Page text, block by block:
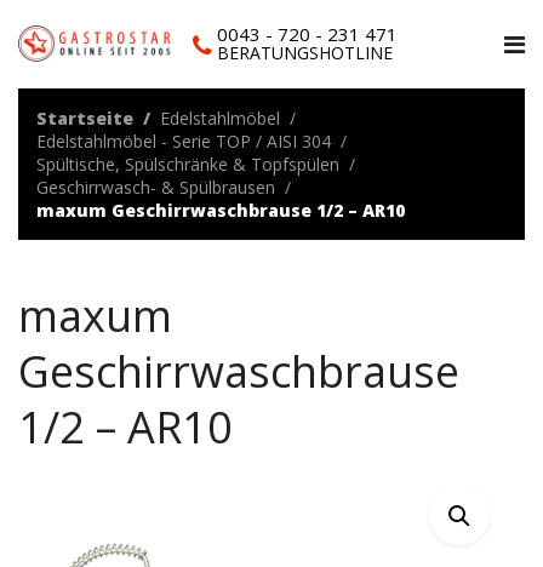
0043 - 720 - 231 471
BERATUNGSHOTLINE
Startseite
Edelstahlmöbel
Edelstahlmöbel - Serie TOP / AISI 304
Spültische, Spülschränke & Topfspülen
Geschirrwasch- & Spülbrausen
maxum Geschirrwaschbrause 1/2 – AR10
maxum
Geschirrwaschbrause
1/2 – AR10